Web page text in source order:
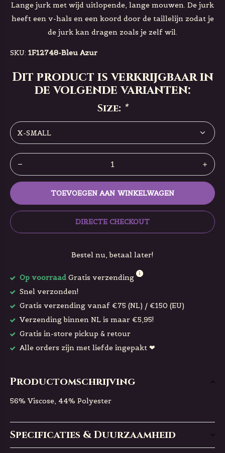
Lange jurk met wijd uitlopende, lange mouwen. De jurk
heeft een v-hals en een koord door de taillelijn zodat je
de jurk kan dragen zoals je zelf wil.
SKU: 1F12748-Bleu Azur
Dit product is verkrijgbaar in
de volgende varianten:
Size: *
TOEVOEGEN AAN WINKELWAGEN
DIRECTE CHECKOUT
Bestel nu, betaal later!
Op voorraad Gratis verzending
Snel verzonden!
Gratis verzending vanaf €75 (NL) / €150 (EU)
Verzending binnen NL is maar €5,95!
Gratis in-store pickup & retour
Alle orders zijn met liefde ingepakt ❤
Productomschrijving
56% Viscose, 44% Polyester
Specificaties & Duurzaamheid